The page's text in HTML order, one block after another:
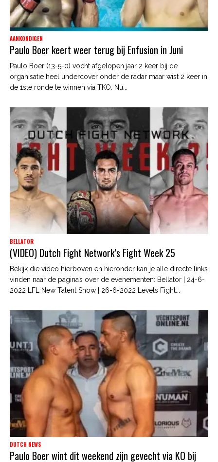
AANKONDIGEN
Paulo Boer keert weer terug bij Enfusion in Juni
Paulo Boer (13-5-0) vocht afgelopen jaar 2 keer bij de
organisatie heel undercover onder de radar maar wist 2 keer in
de 1ste ronde te winnen via TKO. Nu...
BELLATOR
(VIDEO) Dutch Fight Network’s Fight Week 25
Bekijk die video hierboven en hieronder kan je alle directe links
vinden naar de pagina’s over de evenementen: Bellator | 24-6-
2022 LFL New Talent Show | 26-6-2022 Levels Fight...
DUTCH NEWS
Paulo Boer wint dit weekend zijn gevecht via KO bij